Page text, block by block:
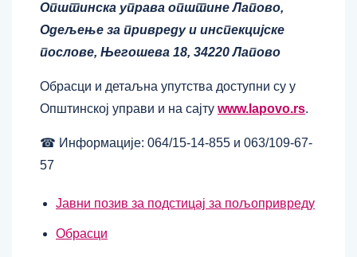
Општинска управа општине Лапово,
Одељење за привреду и инспекцијске
послове, Његошева 18, 34220 Лапово
Обрасци и детаљна упутства доступни су у
Општинској управи и на сајту www.lapovo.rs.
☎ Информације: 064/15-14-855 и 063/109-67-
57
Јавни позив за подстицај за пољопривреду
Обрасци